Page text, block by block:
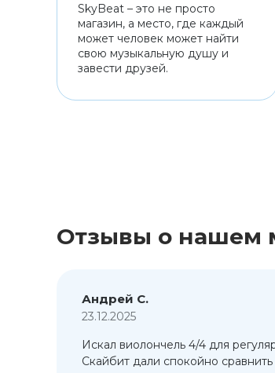
SkyBeat – это не просто
магазин, а место, где каждый
может человек может найти
свою музыкальную душу и
завести друзей.
Отзывы о нашем
Андрей С.
23.12.2025
Искал виолончель 4/4 для
Скайбит дали спокойно